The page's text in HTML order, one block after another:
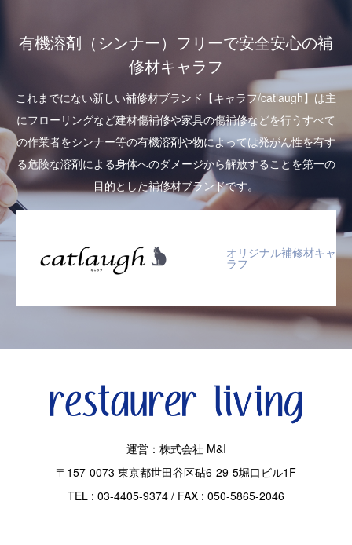
有機溶剤（シンナー）フリーで安全安心の補
修材キャラフ
これまでにない新しい補修材ブランド【キャラフ/catlaugh】は主
にフローリングなど建材傷補修や家具の傷補修などを行うすべて
の作業者をシンナー等の有機溶剤や物によっては発がん性を有す
る危険な溶剤による身体へのダメージから解放することを第一の
目的とした補修材ブランドです。
オリジナル補修材キャ
ラフ
運営：株式会社 M&I
〒157-0073 東京都世田谷区砧6-29-5堀口ビル1F
TEL : 03-4405-9374 / FAX : 050-5865-2046